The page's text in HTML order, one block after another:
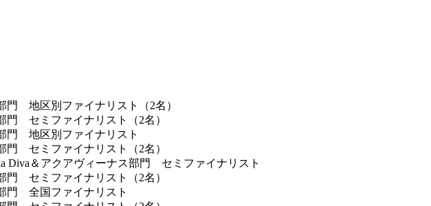
門 地区別ファイナリスト（2名）
門 セミファイナリスト（2名）
門 地区別ファイナリスト
門 セミファイナリスト（2名）
Diva＆アクアヴィーナス部門 セミファイナリスト
門 セミファイナリスト（2名）
門 全国ファイナリスト